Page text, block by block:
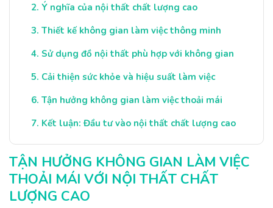
Ý nghĩa của nội thất chất lượng cao
Thiết kế không gian làm việc thông minh
Sử dụng đồ nội thất phù hợp với không gian
Cải thiện sức khỏe và hiệu suất làm việc
Tận hưởng không gian làm việc thoải mái
Kết luận: Đầu tư vào nội thất chất lượng cao
TẬN HƯỞNG KHÔNG GIAN LÀM VIỆC
THOẢI MÁI VỚI NỘI THẤT CHẤT
LƯỢNG CAO